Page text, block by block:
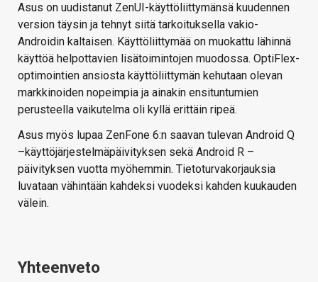
Asus on uudistanut ZenUI-käyttöliittymänsä kuudennen
version täysin ja tehnyt siitä tarkoituksella vakio-
Androidin kaltaisen. Käyttöliittymää on muokattu lähinnä
käyttöä helpottavien lisätoimintojen muodossa. OptiFlex-
optimointien ansiosta käyttöliittymän kehutaan olevan
markkinoiden nopeimpia ja ainakin ensituntumien
perusteella vaikutelma oli kyllä erittäin ripeä.
Asus myös lupaa ZenFone 6:n saavan tulevan Android Q
–käyttöjärjestelmäpäivityksen sekä Android R –
päivityksen vuotta myöhemmin. Tietoturvakorjauksia
luvataan vähintään kahdeksi vuodeksi kahden kuukauden
välein.
Yhteenveto